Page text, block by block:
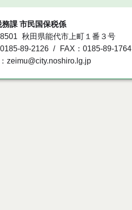
務課 市民国保税係
秋田県能代市上町１番３号
89-2126
FAX：0185-89-1764
zeimu@city.noshiro.lg.jp